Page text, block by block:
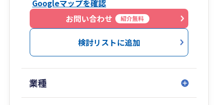
Googleマップを確認
お問い合わせ
紹介無料
検討リストに追加
業種